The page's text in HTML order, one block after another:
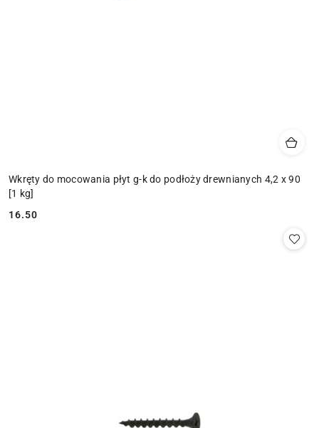
Wkręty do mocowania płyt g-k do podłoży drewnianych 4,2 x 90
[1 kg]
Cena:
16.50